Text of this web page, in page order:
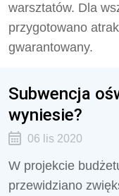
warsztatów. Dla
przygotowano
gwarantowany.
Subwencja
wyniesie?
06 lis 2020
W projekcie
przewidziano